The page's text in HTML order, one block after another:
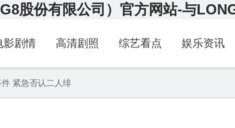
股份有限公司）官方网站-与
影剧情 高清剧照 综艺看点 娱乐资讯
紧急否认二人绯